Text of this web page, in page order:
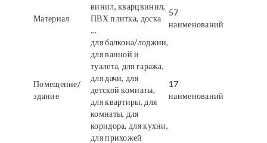
Материал
винил, кварцвинил,
ПВХ плитка, доска
...
57
наименований
Помещение/
здание
для балкона/лоджии,
для ванной и
туалета, для гаража,
для дачи, для
детской комнаты,
для квартиры, для
комнаты, для
коридора, для кухни,
для прихожей
17
наименований